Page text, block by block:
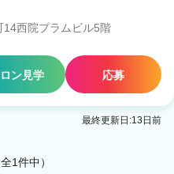
西院プラムビル5階
ン見学 応募
最終更新日:13日前
1件中）